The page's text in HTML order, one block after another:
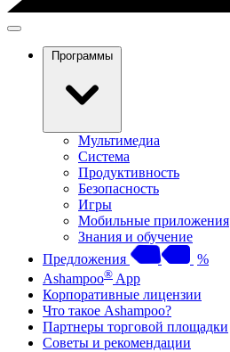
Программы
Мультимедиа
Система
Продуктивность
Безопасность
Игры
Мобильные приложения
Знания и обучение
Предложения
%
Ashampoo® App
Корпоративные лицензии
Что такое Ashampoo?
Партнеры торговой площадки
Советы и рекомендации